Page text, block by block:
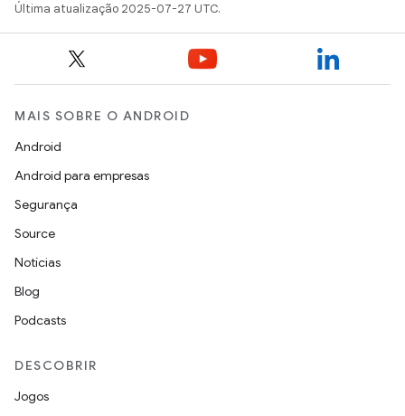
Última atualização 2025-07-27 UTC.
MAIS SOBRE O ANDROID
Android
Android para empresas
Segurança
Source
Notícias
Blog
Podcasts
DESCOBRIR
Jogos